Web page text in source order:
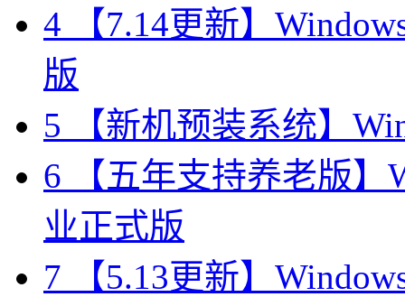
4 【7.14更新】
版
5 【新机预装系统】
6 【五年支持养老版】
业正式版
7 【5.13更新】